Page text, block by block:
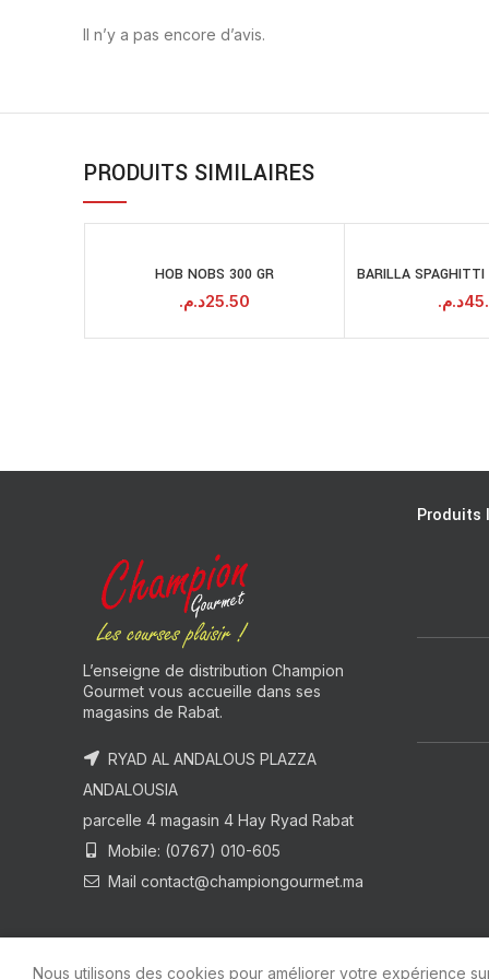
Il n’y a pas encore d’avis.
PRODUITS SIMILAIRES
AJOUTER AU
PANIER
HOB NOBS 300 GR
25.50د.م.
BARILLA
د.م.
L’enseigne de distribution Champion
Gourmet vous accueille dans ses
magasins de Rabat.
RYAD AL ANDALOUS PLAZZA
ANDALOUSIA
parcelle 4 magasin 4 Hay Ryad Rabat
Mobile: (0767) 010-605
Mail contact@championgourmet.ma
Produits
Nous utilisons des cookies pour améliorer votre expérience